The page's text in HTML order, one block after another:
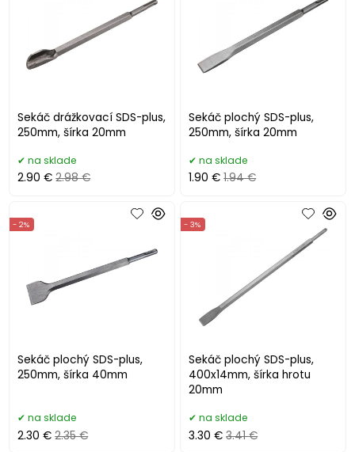
Sekáč drážkovací SDS-plus,
250mm, šírka 20mm
na sklade
2.90 € 2.98 €
Sekáč plochý SDS-plus,
250mm, šírka 20mm
na sklade
1.90 € 1.94 €
Sekáč plochý SDS-plus,
250mm, šírka 40mm
- 2%
na sklade
2.30 € 2.35 €
Sekáč plochý SDS-plus,
400x14mm, šírka hrotu
20mm
- 3%
na sklade
3.30 € 3.41 €